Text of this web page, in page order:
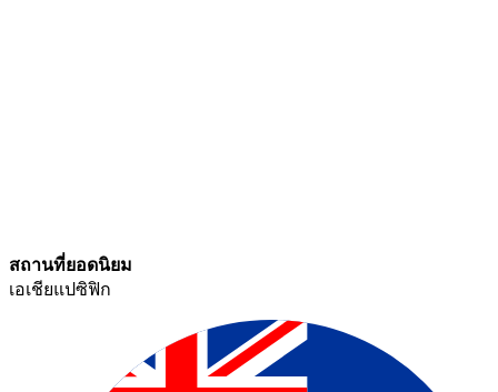
สถานที่ยอดนิยม​​
เอเชียแปซิฟิก​​